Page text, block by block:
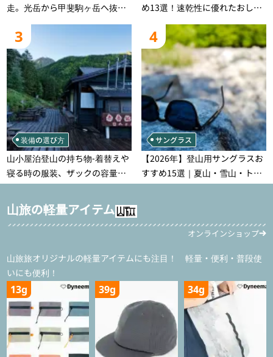
走。光岳から甲斐駒ヶ岳へ抜け
る登山の記録
め13選！速乾性に優れたおしゃ
れなモデルを徹底紹介！
3
装備の選び方
山小屋泊登山の持ち物‐着替えや
寝る時の服装、ザックの容量な
どを徹底紹介！1泊2日、2泊3日
用のリスト付き
4
サングラス
【2026年】登山用サングラスお
すすめ15選｜夏山・雪山・トレ
ラン別、シーンで選ぶ失敗しな
山旅の軽量アイテム
オンラインショップ
山旅旅オリジナルの軽量アイテムにも注目！ 軽量・便利・普段使
いにも便利！
13g 39g 34g